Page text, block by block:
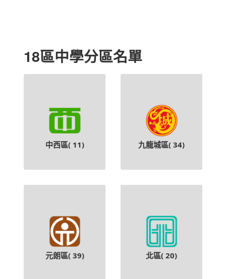
18區中學分區名單
中西區( 11) 九龍城區( 34)
元朗區( 39) 北區( 20)